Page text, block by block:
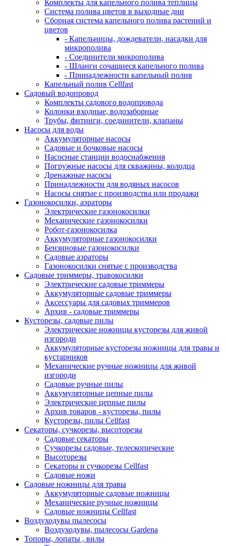
Комплекты для капельного полива теплицы
Система полива цветов в выходные дни
Сборная система капельного полива растений и
цветов
- Капельницы, дождеватели, насадки для
микрополива
- Соединители микрополива
- Шланги сочащиеся капельного полива
- Принадлежности капельный полив
Капельный полив Cellfast
Садовый водопровод
Комплекты садового водопровода
Колонки входные, водозаборные
Трубы, фитинги, соединители, клапаны
Насосы для воды
Аккумуляторные насосы
Садовые и бочковые насосы
Насосные станции водоснабжения
Погружные насосы для скважины, колодца
Дренажные насосы
Принадлежности для водяных насосов
Насосы снятые с производства или продажи
Газонокосилки, аэраторы
Электрические газонокосилки
Механические газонокосилки
Робот-газонокосилка
Аккумуляторные газонокосилки
Бензиновые газонокосилки
Садовые аэраторы
Газонокосилки снятые с производства
Садовые триммеры, травокосилки
Электрические садовые триммеры
Аккумуляторные садовые триммеры
Аксессуары для садовых триммеров
Архив - садовые триммеры
Кусторезы, садовые пилы
Электрические ножницы кусторезы для живой
изгороди
Аккумуляторные кусторезы ножницы для травы и
кустарников
Механические ручные ножницы для живой
изгороди
Садовые ручные пилы
Аккумуляторные цепные пилы
Электрические цепные пилы
Архив товаров - кусторезы, пилы
Кусторезы, пилы Cellfast
Секаторы, сучкорезы, высоторезы
Садовые секаторы
Сучкорезы садовые, телескопические
Высоторезы
Секаторы и сучкорезы Cellfast
Садовые ножи
Садовые ножницы для травы
Аккумуляторные садовые ножницы
Механические ручные ножницы
Садовые ножницы Cellfast
Воздуходувы пылесосы
Воздуходувы, пылесосы Gardena
Топоры, лопаты , вилы